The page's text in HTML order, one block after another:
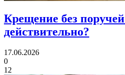
Крещение без поручей
действительно?
17.06.2026
0
12